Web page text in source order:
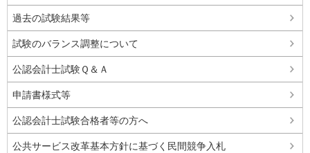
過去の試験結果等
試験のバランス調整について
公認会計士試験Ｑ＆Ａ
申請書様式等
公認会計士試験合格者等の方へ
公共サービス改革基本方針に基づく民間競争入札